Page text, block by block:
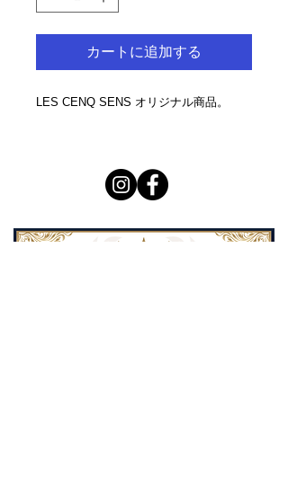
カートに追加する
LES CENQ SENS オリジナル商品。